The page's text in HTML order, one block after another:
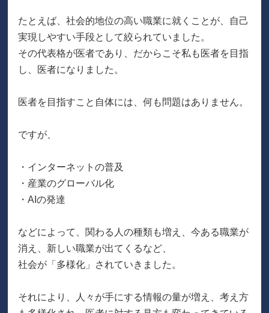
たとえば、社会的地位の高い職業に就くことが、自己
実現しやすい手段として絞られていました。
その代表格が医者であり、だからこそ私も医者を目指
し、医者になりました。
医者を目指すこと自体には、何も問題はありません。
ですが、
・インターネットの普及
・産業のグローバル化
・AIの発達
などによって、関わる人の種類も増え、今ある職業が
消え、新しい職業が出てくるなど、
社会が「多様化」されていきました。
それにより、人々が手にする情報の量が増え、考え方